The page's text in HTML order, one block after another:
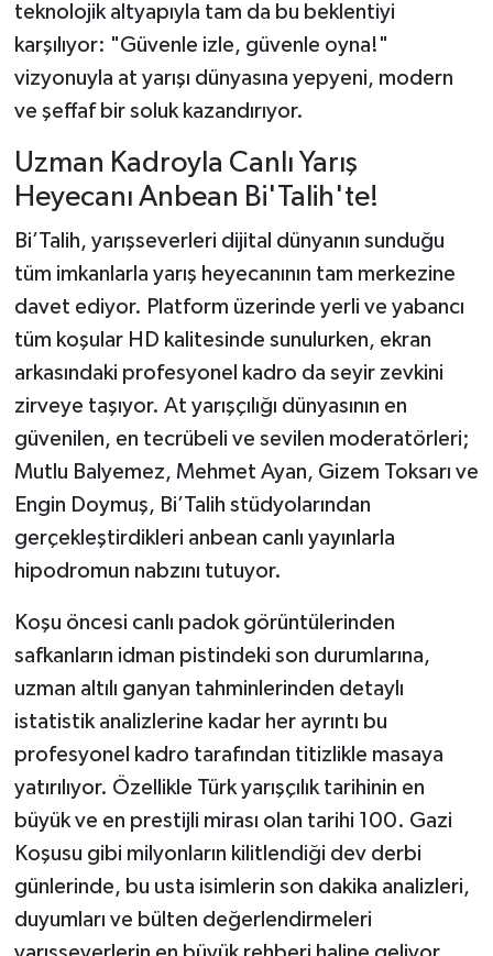
teknolojik altyapıyla tam da bu beklentiyi
karşılıyor: "Güvenle izle, güvenle oyna!"
vizyonuyla at yarışı dünyasına yepyeni, modern
ve şeffaf bir soluk kazandırıyor.
Uzman Kadroyla Canlı Yarış
Heyecanı Anbean Bi'Talih'te!
Bi’Talih, yarışseverleri dijital dünyanın sunduğu
tüm imkanlarla yarış heyecanının tam merkezine
davet ediyor. Platform üzerinde yerli ve yabancı
tüm koşular HD kalitesinde sunulurken, ekran
arkasındaki profesyonel kadro da seyir zevkini
zirveye taşıyor. At yarışçılığı dünyasının en
güvenilen, en tecrübeli ve sevilen moderatörleri;
Mutlu Balyemez, Mehmet Ayan, Gizem Toksarı ve
Engin Doymuş, Bi’Talih stüdyolarından
gerçekleştirdikleri anbean canlı yayınlarla
hipodromun nabzını tutuyor.
Koşu öncesi canlı padok görüntülerinden
safkanların idman pistindeki son durumlarına,
uzman altılı ganyan tahminlerinden detaylı
istatistik analizlerine kadar her ayrıntı bu
profesyonel kadro tarafından titizlikle masaya
yatırılıyor. Özellikle Türk yarışçılık tarihinin en
büyük ve en prestijli mirası olan tarihi 100. Gazi
Koşusu gibi milyonların kilitlendiği dev derbi
günlerinde, bu usta isimlerin son dakika analizleri,
duyumları ve bülten değerlendirmeleri